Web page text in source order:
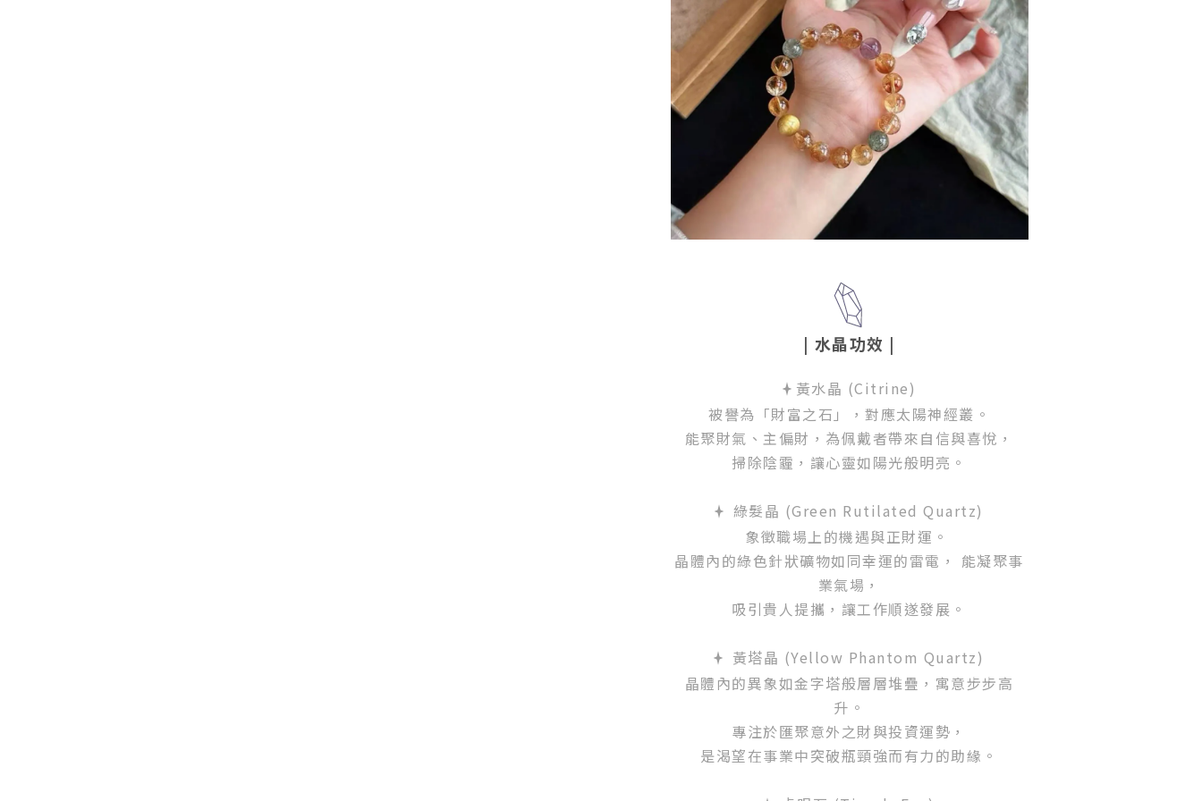
| 水晶功效 |
黃水晶 (Citrine)
被譽為「財富之石」，對應太陽神經叢。
能聚財氣、主偏財，為佩戴者帶來自信與喜悅，
掃除陰霾，讓心靈如陽光般明亮。
綠髮晶 (Green Rutilated Quartz)
象徵職場上的機遇與正財運。
晶體內的綠色針狀礦物如同幸運的雷電， 能凝聚事
業氣場，
吸引貴人提攜，讓工作順遂發展。
黃塔晶 (Yellow Phantom Quartz)
晶體內的異象如金字塔般層層堆疊，寓意步步高
升。
專注於匯聚意外之財與投資運勢，
是渴望在事業中突破瓶頸強而有力的助緣。